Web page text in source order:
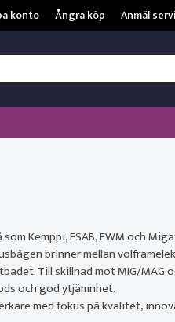
konto Ångra köp Anmäl
*
KONTO
Kemppi, ESAB, EWM och
brinner mellan
Till skillnad mot MIG/MAG
och god ytjämnhet.
med fokus på kvalitet,